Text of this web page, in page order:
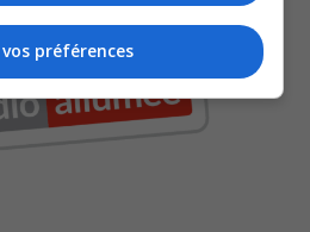
vos préférences